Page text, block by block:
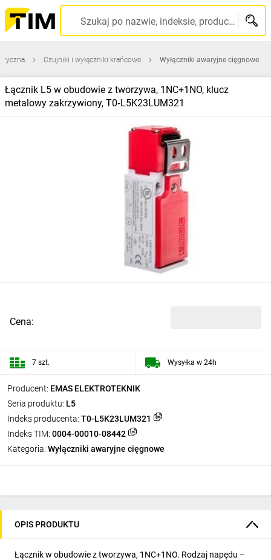
Szukaj po nazwie, indeksie, producencie, kodzie kreskowym...
Czujniki i wyłączniki krańcowe Wyłączniki awaryjne cięgnowe
Łącznik L5 w obudowie z tworzywa, 1NC+1NO, klucz
metalowy zakrzywiony, T0‑L5K23LUM321
Producent: EMAS ELEKTROTEKNIK
Seria produktu: L5
Indeks producenta: T0-L5K23LUM321
Indeks TIM: 0004-00010-08442
Kategoria: Wyłączniki awaryjne cięgnowe
Cena:
7 szt. Wysyłka w 24h
OPIS PRODUKTU
Łącznik w obudowie z tworzywa, 1NC+1NO. Rodzaj napędu –